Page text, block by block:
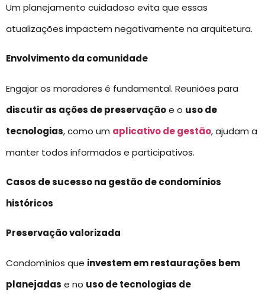
Um planejamento cuidadoso evita que essas
atualizações impactem negativamente na arquitetura.
Envolvimento da comunidade
Engajar os moradores é fundamental. Reuniões para
discutir as ações de preservaçãoe o uso de
tecnologias, como um aplicativo de gestão, ajudam a
manter todos informados e participativos.
Casos de sucesso na gestão de condomínios
históricos
Preservação valorizada
Condomínios que investem em restaurações bem
planejadas e no uso de tecnologias de